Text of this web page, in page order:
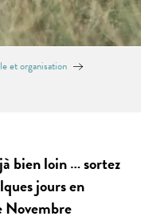
et organisation
bien loin … sortez
jours en
Novembre